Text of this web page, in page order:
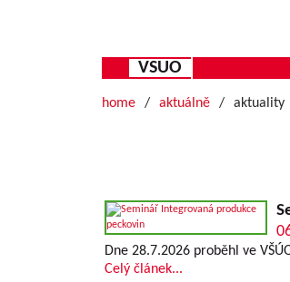
VSUO
home aktuálně aktuality
Dne 28.7.2026 proběhl ve
Celý článek...